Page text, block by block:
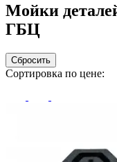
Мойки
ГБЦ
Сбросить
Сортировка по цене: